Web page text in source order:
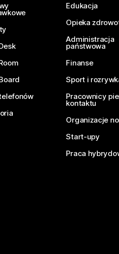
Edukacja
Opieka
Administracja
państwowa
Finanse
Sport i
Pracownicy
kontaktu
Organizacje
Start-upy
Praca